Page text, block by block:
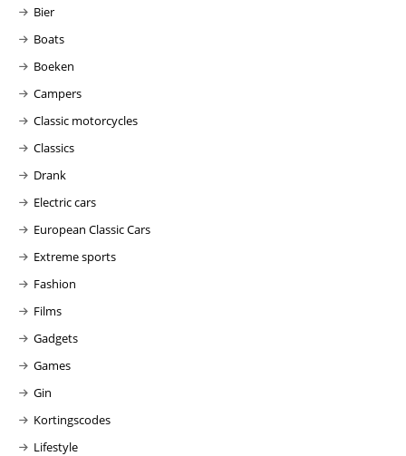
Bier
Boats
Boeken
Campers
Classic motorcycles
Classics
Drank
Electric cars
European Classic Cars
Extreme sports
Fashion
Films
Gadgets
Games
Gin
Kortingscodes
Lifestyle